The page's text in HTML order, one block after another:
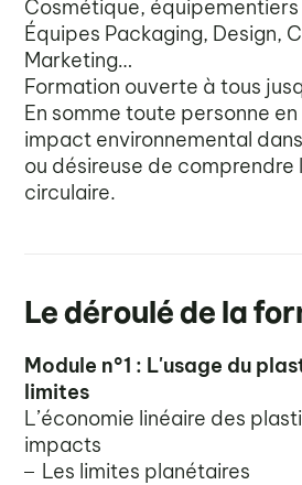
Cosmétique,
Équipes Packaging, Design,
Marketing…
Formation ouverte à tous
En somme toute personne en
impact environnemental
ou désireuse de comprendre
circulaire.
Le déroulé de la
Module n°1 : L'usage du
limites
L’économie linéaire des
impacts
Les limites planétaires